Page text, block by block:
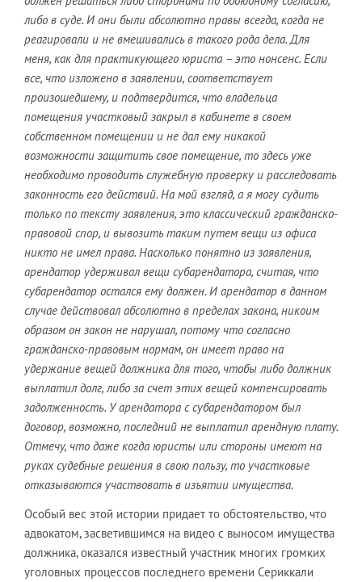
либо в суде. И они были абсолютно правы всегда, когда не
реагировали и не вмешивались в такого рода дела. Для
меня, как для практикующего юриста – это нонсенс. Если
все, что изложено в заявлении, соответствует
произошедшему, и подтвердится, что владельца
помещения участковый закрыл в кабинете в своем
собственном помещении и не дал ему никакой
возможности защитить свое помещение, то здесь уже
необходимо проводить служебную проверку и расследовать
законность его действий. На мой взгляд, а я могу судить
только по тексту заявления, это классический гражданско-
правовой спор, и вывозить таким путем вещи из офиса
никто не имел права. Насколько понятно из заявления,
арендатор удерживал вещи субарендатора, считая, что
субарендатор остался ему должен. И арендатор в данном
случае действовал абсолютно в пределах закона, никоим
образом он закон не нарушал, потому что согласно
гражданско-правовым нормам, он имеет право на
удержание вещей должника для того, чтобы либо должник
выплатил долг, либо за счет этих вещей компенсировать
задолженность. У арендатора с субарендатором был
договор, возможно, последний не выплатил арендную плату.
Отмечу, что даже когда юристы или стороны имеют на
руках судебные решения в свою пользу, то участковые
отказываются участвовать в изъятии имущества.
Особый вес этой истории придает то обстоятельство, что
адвокатом, засветившимся на видео с выносом имущества
должника, оказался известный участник многих громких
уголовных процессов последнего времени Сериккали